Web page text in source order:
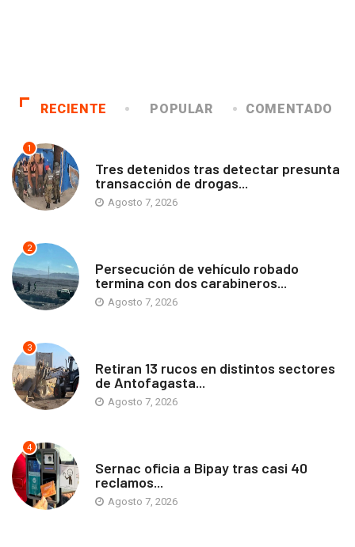
RECIENTE POPULAR COMENTADO
1
Tres detenidos tras detectar presunta
transacción de drogas...
Agosto 7, 2026
2
Persecución de vehículo robado
termina con dos carabineros...
Agosto 7, 2026
3
Retiran 13 rucos en distintos sectores
de Antofagasta...
Agosto 7, 2026
4
Sernac oficia a Bipay tras casi 40
reclamos...
Agosto 7, 2026